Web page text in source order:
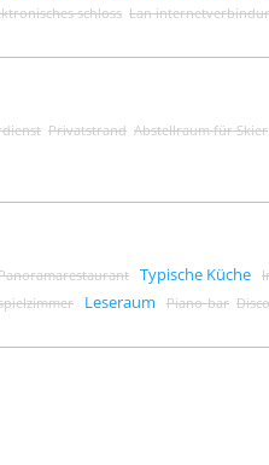
schloss Lan
Privatstrand Abstellraum für Skier
Typische Küche
Leseraum Piano-bar Disco